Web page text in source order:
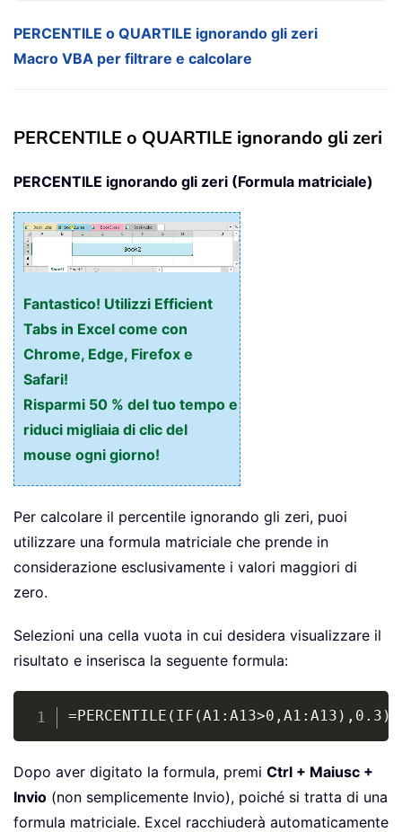
PERCENTILE o QUARTILE ignorando gli zeri
Macro VBA per filtrare e calcolare
PERCENTILE o QUARTILE ignorando gli zeri
PERCENTILE ignorando gli zeri (Formula matriciale)
Fantastico! Utilizzi Efficient
Tabs in Excel come con
Chrome, Edge, Firefox e
Safari!
Risparmi 50 % del tuo tempo e
riduci migliaia di clic del
mouse ogni giorno!
Per calcolare il percentile ignorando gli zeri, puoi
utilizzare una formula matriciale che prende in
considerazione esclusivamente i valori maggiori di
zero.
Selezioni una cella vuota in cui desidera visualizzare il
risultato e inserisca la seguente formula:
=PERCENTILE(IF(A1:A13>0,A1:A13),0.3)
Copy
Dopo aver digitato la formula, premi Ctrl + Maiusc +
Invio (non semplicemente Invio), poiché si tratta di una
formula matriciale. Excel racchiuderà automaticamente